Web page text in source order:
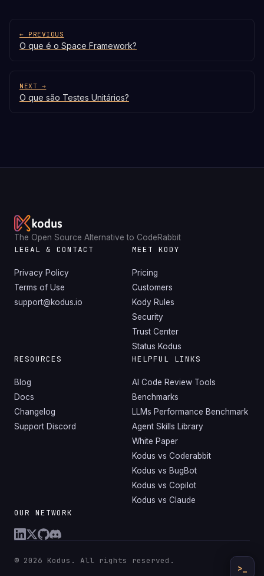
← PREVIOUS
O que é o Space Framework?
NEXT →
O que são Testes Unitários?
The Open Source Alternative to CodeRabbit
LEGAL & CONTACT
Privacy Policy
Terms of Use
support@kodus.io
MEET KODY
Pricing
Customers
Kody Rules
Security
Trust Center
Status Kodus
RESOURCES
Blog
Docs
Changelog
Support Discord
HELPFUL LINKS
AI Code Review Tools
Benchmarks
LLMs Performance Benchmark
Agent Skills Library
White Paper
Kodus vs Coderabbit
Kodus vs BugBot
Kodus vs Copilot
Kodus vs Claude
OUR NETWORK
© 2026 Kodus. All rights reserved.
>_